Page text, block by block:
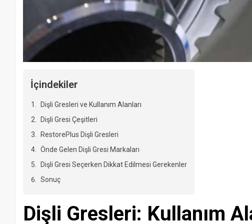
İçindekiler
Dişli Gresleri ve Kullanım Alanları
Dişli Gresi Çeşitleri
RestorePlus Dişli Gresleri
Önde Gelen Dişli Gresi Markaları
Dişli Gresi Seçerken Dikkat Edilmesi Gerekenler
Sonuç
Dişli Gresleri: Kullanım